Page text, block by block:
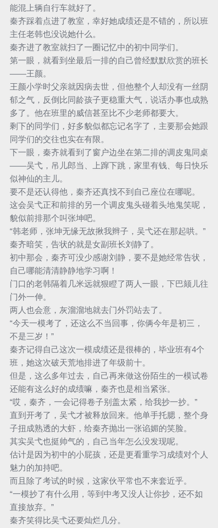
能混上辆自行车就好了。
秦齐踩着点进了教室，幸好她成绩还是不错的，所以班
主任老韩也没说她什么。
秦齐进了教室就扫了一圈记忆中的初中同学们。
第一眼，就看到坐最后一排的自己曾经默默欣赏的班长
——王颜。
王颜小学时父亲就因病去世，但他整个人却没有一丝阴
郁之气，反倒比同龄孩子更稳重大气，说话办事也成熟
多了。他在班里的威信甚至比不少老师都要大。
剩下的同学们，好多貌似都忘记名字了，主要那会她跟
同学们的交往也实在有限。
下一眼，秦齐就看到了窗户边坐在第二排的调皮鬼同桌
——吴弋，吊儿郎当、上蹿下跳，家里有钱、每日快乐
似神仙的主儿。
要不是还认得他，秦齐还真找不到自己座位在哪呢。
这会吴弋正和前排的另一个调皮鬼头碰着头地鬼笑呢，
貌似前排那个叫张坤吧。
“韩老师，张坤无缘无故揪我辫子，吴弋还在那起哄。”
秦齐暗笑，告状的就是女副班长刘静了。
初中那会，秦齐可没少感谢刘静，要不是她经常告状，
自己哪能清清静静地学习啊！
门口的老韩隔着几米远就狠瞪了两人一眼，下巴颏儿往
门外一伸。
两人也会意，灰溜溜地就去门外罚站去了。
“今天一模考了，还这么不当回事，你俩今年是初三，
不是三岁！”
秦齐记得自己这次一模成绩还是很棒的，毕业班有4个
班，她这次破天荒地排进了年级前十。
但是，这么多年过去，自己再来做这份陌生的一模试卷
还能有这么好的成绩嘛，秦齐也是相当紧张。
“哎，秦齐，一会记得卷子别盖太紧，给我抄一抄。”
直到开考了，吴弋才被释放回来。他单手托腮，整个身
子扭成熟透的大虾，给秦齐抛出一张谄媚的笑脸。
其实吴弋也挺帅气的，自己当年怎么没发现呢。
估计是因为初中的小屁孩，还是更看重学习成绩对个人
魅力的加持吧。
而且除了考试的时候，这家伙平常也不来套近乎。
“一模抄了有什么用，等到中考又没人让你抄，还不如
直接放弃。”
秦齐笑得比吴弋还要灿烂几分。